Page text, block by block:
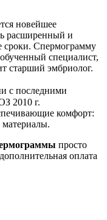
новейшее
расширенный и
сроки. Спермограмму
специалист,
старший эмбриолог.
с последними
2010 г.⠀
комфорт:
материалы.
просто
оплата